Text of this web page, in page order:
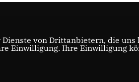
von Drittanbietern, die uns
Einwilligung. Ihre Einwilligung